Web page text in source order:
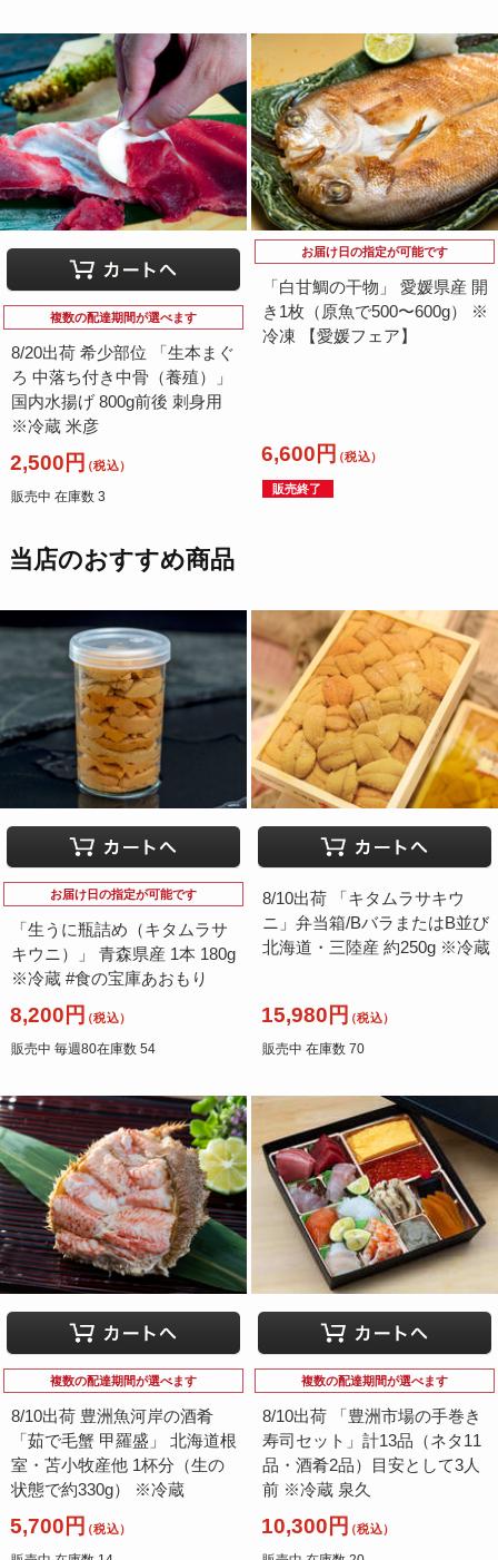
複数の配達期間が選べます
8/20出荷 希少部位 「生本まぐ
ろ 中落ち付き中骨（養殖）」
国内水揚げ 800g前後 刺身用
※冷蔵 米彦
2,500円（税込）
販売中 在庫数 3
お届け日の指定が可能です
「白甘鯛の干物」 愛媛県産 開
き1枚（原魚で500〜600g） ※
冷凍 【愛媛フェア】
6,600円（税込）
販売終了
当店のおすすめ商品
お届け日の指定が可能です
「生うに瓶詰め（キタムラサ
キウニ）」 青森県産 1本 180g
※冷蔵 #食の宝庫あおもり
8,200円（税込）
販売中 毎週80在庫数 54
8/10出荷 「キタムラサキウ
ニ」弁当箱/BバラまたはB並び
北海道・三陸産 約250g ※冷蔵
15,980円（税込）
販売中 在庫数 70
複数の配達期間が選べます
8/10出荷 豊洲魚河岸の酒肴
「茹で毛蟹 甲羅盛」 北海道根
室・苫小牧産他 1杯分（生の
状態で約330g） ※冷蔵
5,700円（税込）
複数の配達期間が選べます
8/10出荷 「豊洲市場の手巻き
寿司セット」計13品（ネタ11
品・酒肴2品）目安として3人
前 ※冷蔵 泉久
10,300円（税込）